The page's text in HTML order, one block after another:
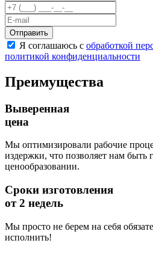
Отправить
Я соглашаюсь с обработкой
политикой конфиденциальности
Преимущества
Выверенная
цена
Мы оптимизировали рабочие
издержки, что позволяет нам быть
ценообразовании.
Сроки изготовления
от 2 недель
Мы просто не берем на себя
исполнить!